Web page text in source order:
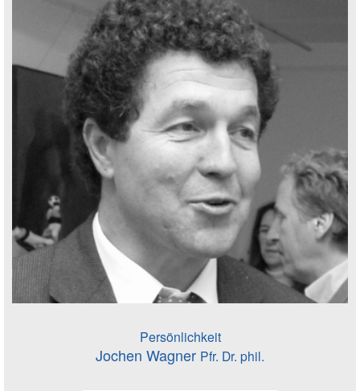
Persönlichkeit
Jochen Wagner Pfr. Dr. phil.